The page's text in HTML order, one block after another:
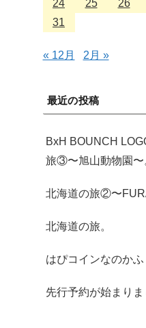
24
25 26
31
« 12月 2月 »
最近の投稿
BxH BOUNCH
旅③〜旭山動物園〜
北海道の旅②〜
北海道の旅。
はぴコインなのかふ
先行予約が始まりま